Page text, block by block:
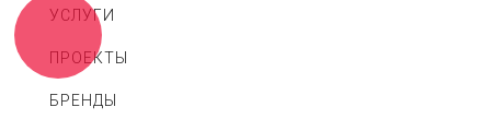
УСЛУГИ
ПРОЕКТЫ
БРЕНДЫ